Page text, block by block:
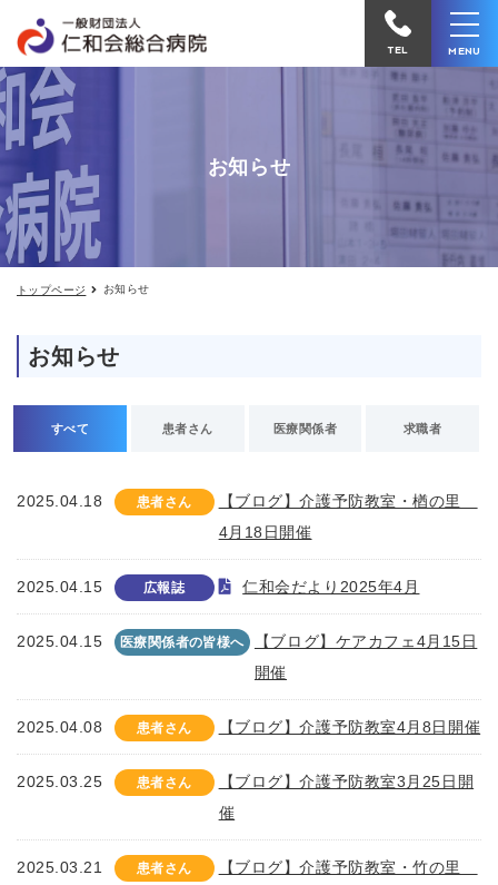
せ
病
院
電
TEL MENU
お知らせ
トップページ お知らせ
お知らせ
すべて 患者さん 医療関係者 求職者
2025.04.18 患者さん
【ブログ】介護予防教室・楢の里
4月18日開催
2025.04.15 広報誌 仁和会だより2025年4月
2025.04.15 医療関係者の皆様へ
【ブログ】ケアカフェ4月15日
開催
2025.04.08 患者さん 【ブログ】介護予防教室4月8日開催
2025.03.25 患者さん
【ブログ】介護予防教室3月25日開
催
2025.03.21 患者さん
【ブログ】介護予防教室・竹の里